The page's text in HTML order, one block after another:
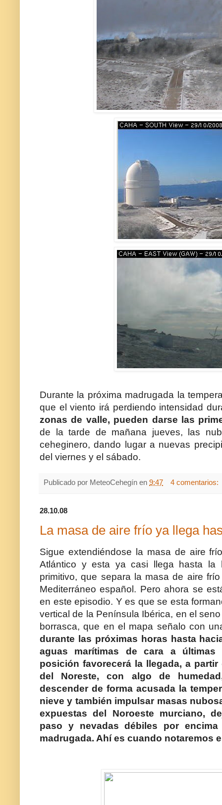
Durante la próxima madrugada la
que el viento irá perdiendo intensidad
zonas de valle, pueden darse las
de la tarde de mañana jueves, las
ceheginero, dando lugar a nuevas
del viernes y el sábado.
Publicado por MeteoCehegín en 9:47 4 comentarios:
28.10.08
La masa de aire frío ya llega
Sigue extendiéndose la masa de aire
Atlántico y esta ya casi llega hasta la
primitivo, que separa la masa de aire
Mediterráneo español. Pero ahora se
en este episodio. Y es que se esta
vertical de la Península Ibérica, en el
borrasca, que en el mapa señalo con
durante las próximas horas hasta
aguas marítimas de cara a
posición favorecerá la llegada, a
del Noreste, con algo de
descender de forma acusada la
nieve y también impulsar masas
expuestas del Noroeste murciano,
paso y nevadas débiles por
madrugada. Ahí es cuando notaremos